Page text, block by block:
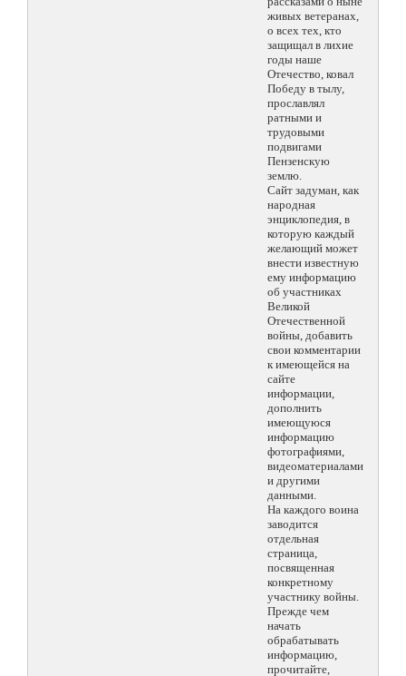
живых ветеранах,
о всех тех, кто
защищал в лихие
годы наше
Отечество, ковал
Победу в тылу,
прославлял
ратными и
трудовыми
подвигами
Пензенскую
землю.
Сайт задуман, как
народная
энциклопедия, в
которую каждый
желающий может
внести известную
ему информацию
об участниках
Великой
Отечественной
войны, добавить
свои комментарии
к имеющейся на
сайте
информации,
дополнить
имеющуюся
информацию
фотографиями,
видеоматериалами
и другими
данными.
На каждого воина
заводится
отдельная
страница,
посвященная
конкретному
участнику войны.
Прежде чем
начать
обрабатывать
информацию,
прочитайте,